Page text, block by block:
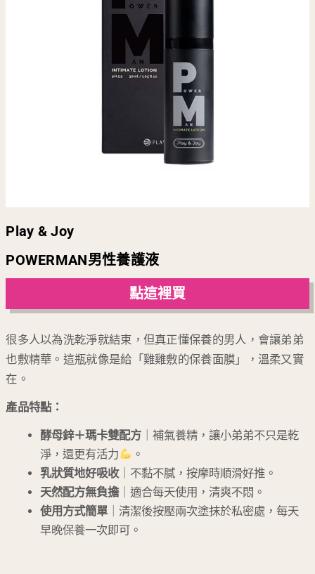
Play & Joy
POWERMAN男性養護液
點這裡買
很多人以為洗乾淨就結束，但真正懂保養的男人，會讓弟弟
也敷精華。這瓶就像是給「雞雞敷的保養面膜」，溫柔又實
在。
產品特點：
酵母鋅＋瑪卡雙配方 ｜補氣養精，讓小弟弟不只是乾
淨，還更有活力
。
乳狀質地好吸收｜不黏不膩，按摩時順滑好推。
天然配方無負擔｜適合每天使用，清爽不悶。
使用方式簡單｜清潔後按壓兩次塗抹於私密處，每天
早晚保養一次即可。